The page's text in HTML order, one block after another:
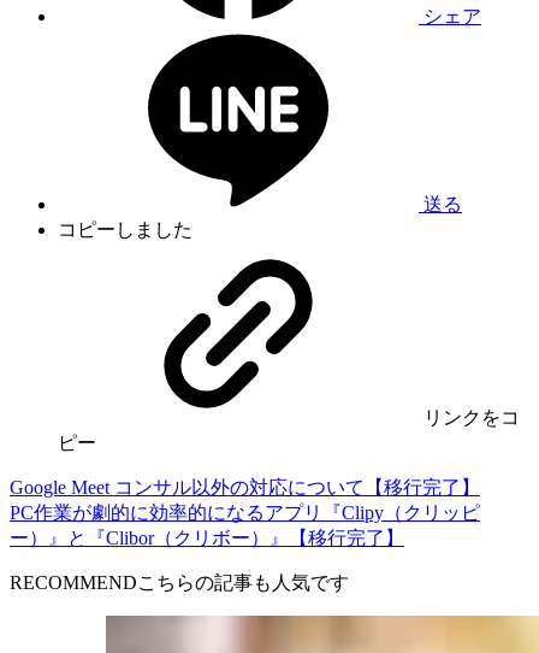
シェア
送る
コピーしました
リンク をコ
ピー
Google Meet コンサル以外の対応について【移行完了】
PC作業が劇的に効率的になるアプリ『Clipy（クリッピ
ー）』と『Clibor（クリボー）』【移行完了】
RECOMMEND